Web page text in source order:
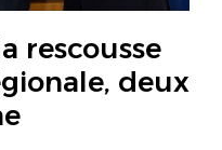
rescousse
deux